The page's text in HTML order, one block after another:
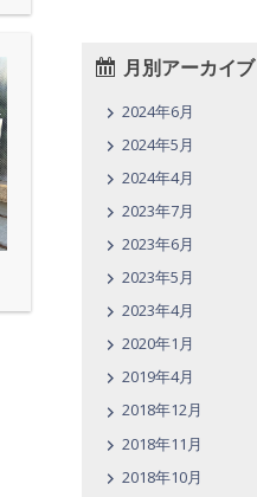
月別アーカイブ
2024年6月
2024年5月
2024年4月
2023年7月
2023年6月
2023年5月
2023年4月
2020年1月
2019年4月
2018年12月
2018年11月
2018年10月